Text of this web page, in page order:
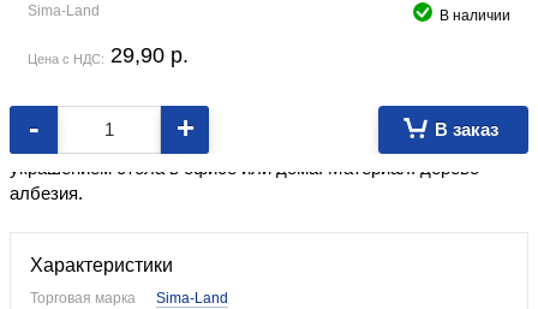
Sima-Land В наличии
Цена с НДС: 29,90 p.
- + В заказ
Деревянный настольный стильный календарь станет
украшением стола в офисе или дома. Материал: дерево
албезия.
Характеристики
Торговая марка Sima-Land